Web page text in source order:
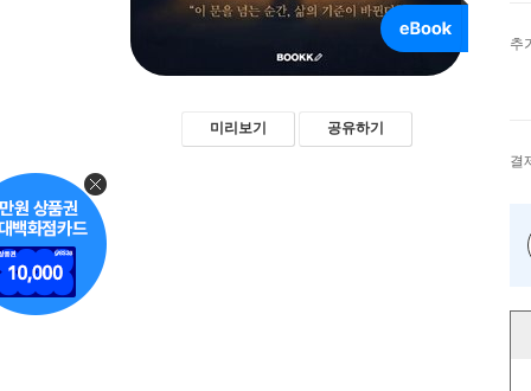
미리보기 공유하기
추
결